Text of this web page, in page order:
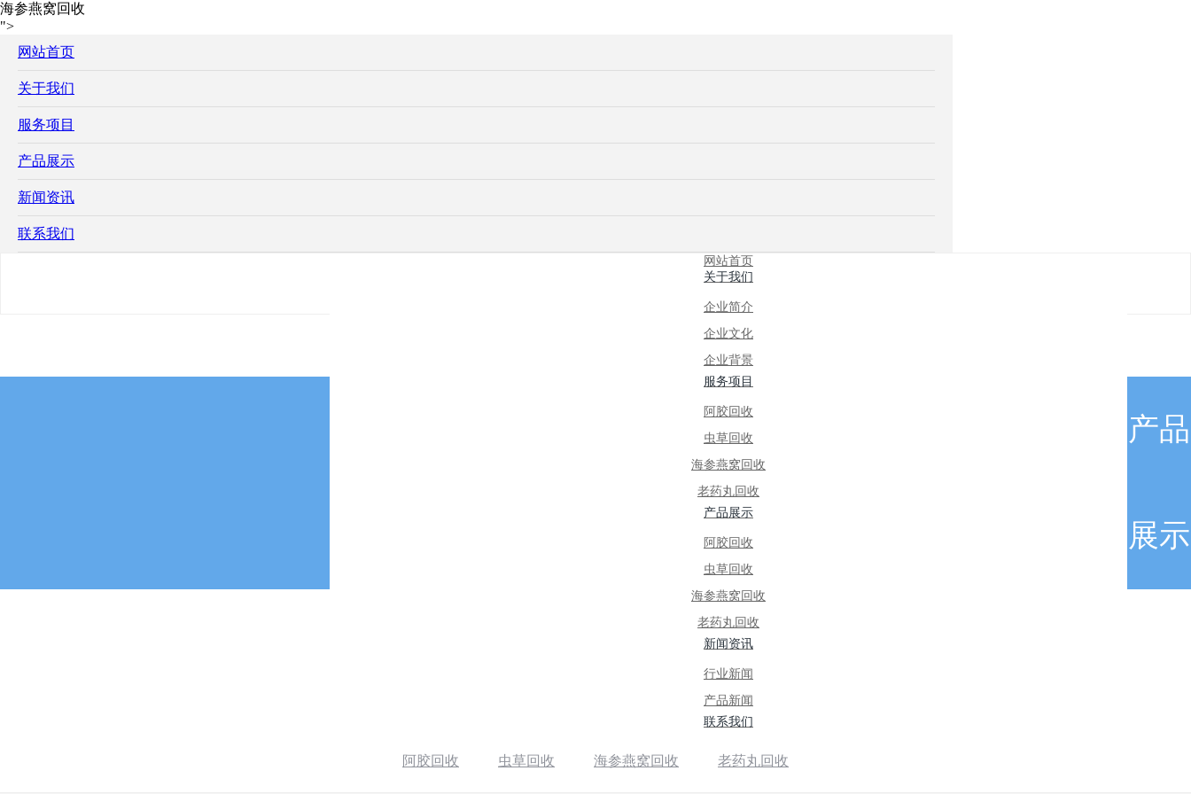
海参燕窝回收
">
网站首页
关于我们
服务项目
产品展示
新闻资讯
联系我们
网站首页
关于我们
企业简介
企业文化
企业背景
服务项目
阿胶回收
虫草回收
海参燕窝回收
老药丸回收
产品展示
阿胶回收
虫草回收
海参燕窝回收
老药丸回收
新闻资讯
行业新闻
产品新闻
联系我们
产品
展示
阿胶回收 虫草回收 海参燕窝回收 老药丸回收